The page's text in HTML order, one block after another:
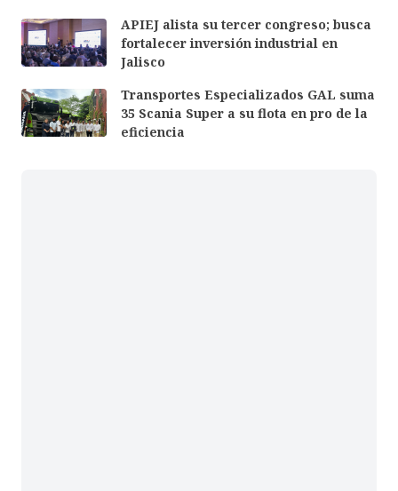
APIEJ alista su tercer congreso; busca
fortalecer inversión industrial en
Jalisco
Transportes Especializados GAL suma
35 Scania Super a su flota en pro de la
eficiencia